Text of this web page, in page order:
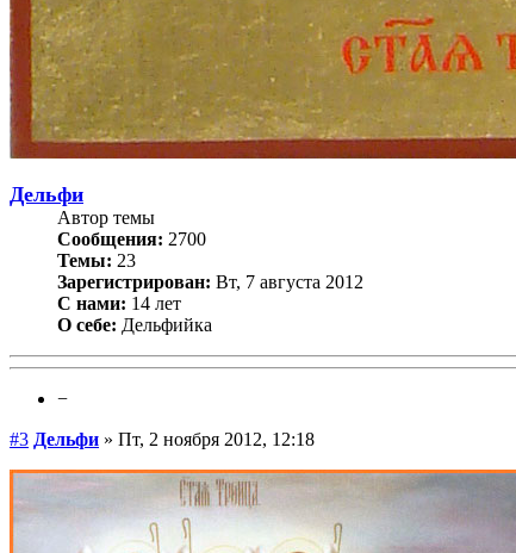
Дельфи
Автор темы
Сообщения: 2700
Темы: 23
Зарегистрирован: Вт, 7 августа 2012
С нами: 14 лет
О себе: Дельфийка
−
#3 Дельфи » Пт, 2 ноября 2012, 12:18